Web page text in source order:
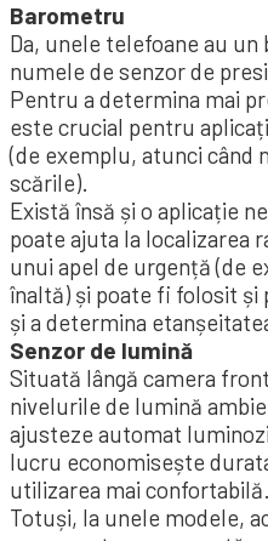
Barometru
Da, unele telefoane au
numele de senzor de
Pentru a determina mai
este crucial pentru
(de exemplu, atunci când
scările).
Există însă și o aplicație
poate ajuta la localizarea
unui apel de urgență (de
înaltă) și poate fi folosit și
și a determina
Senzor de lumină
Situată lângă camera
nivelurile de lumină
ajusteze automat
lucru economisește
utilizarea mai confortabilă.
Totuși, la unele modele,